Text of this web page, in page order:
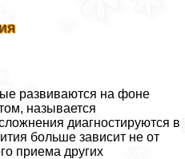
развиваются на фоне
называется
диагностируются в
больше зависит не от
приема других